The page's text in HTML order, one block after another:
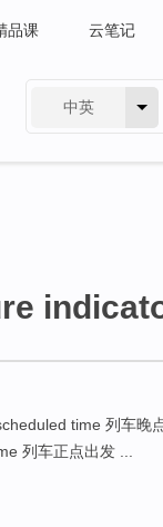
品课 云笔记
中英
time 列车晚
列车正点出发 ...